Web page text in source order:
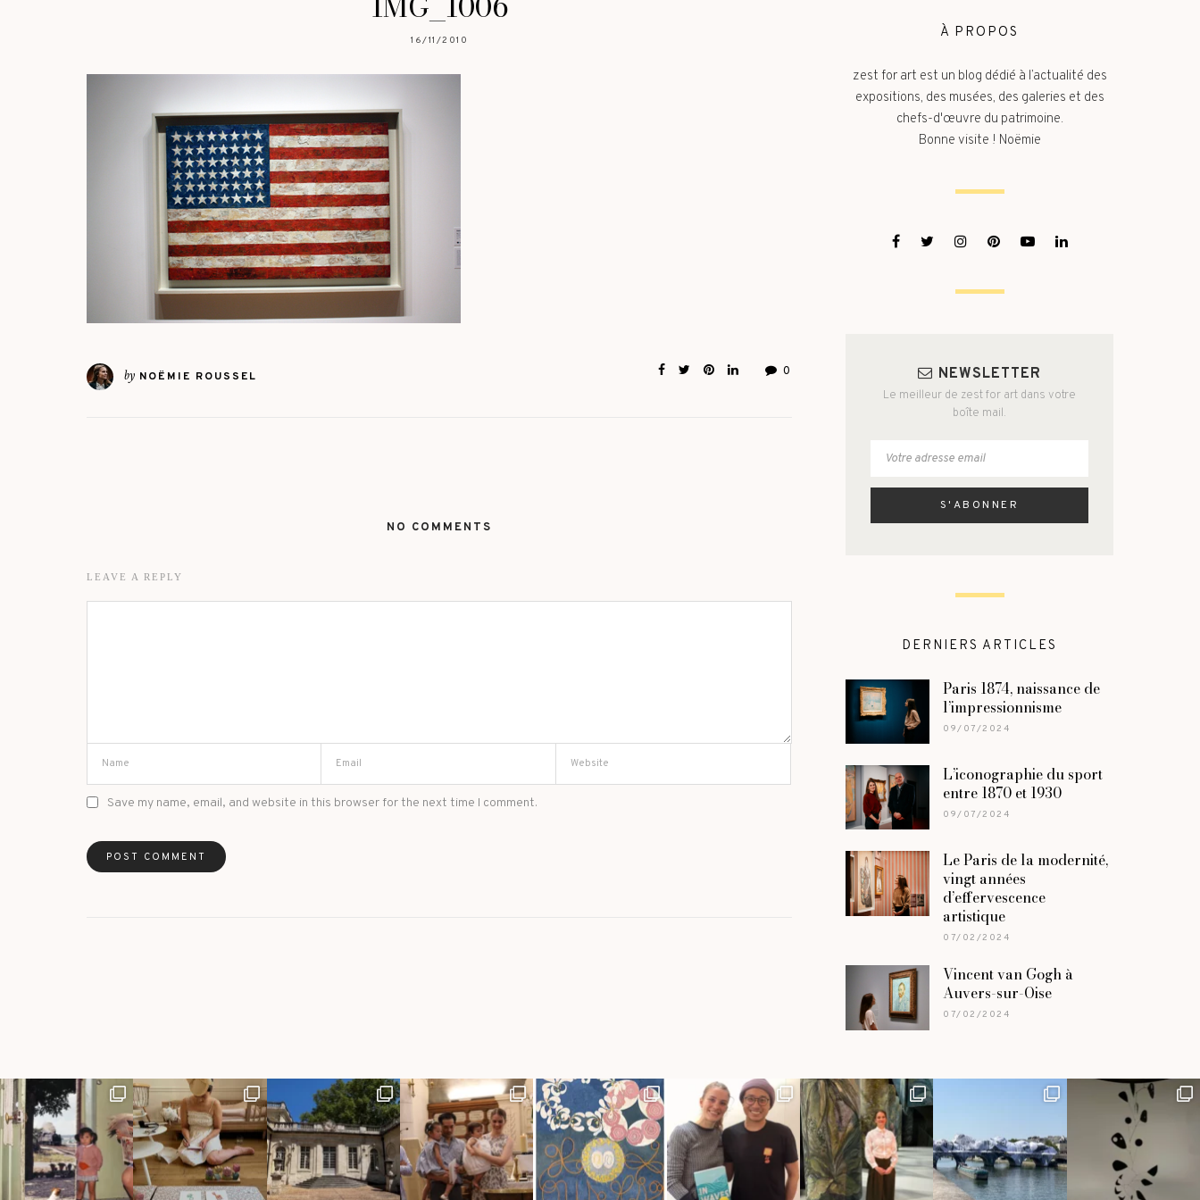
16/11/2010
by NOËMIE ROUSSEL 0
NO COMMENTS
LEAVE A REPLY
Save my name, email, and website in this browser for the next time I comment.
À PROPOS
zest for art est un blog dédié à l’actualité des
expositions, des musées, des galeries et des
chefs-d'œuvre du patrimoine.
Bonne visite ! Noëmie
NEWSLETTER
Le meilleur de zest for art dans votre
boîte mail.
DERNIERS ARTICLES
Paris 1874, naissance de
l’impressionnisme
09/07/2024
L’iconographie du sport
entre 1870 et 1930
09/07/2024
Le Paris de la modernité,
vingt années
d’effervescence
artistique
07/02/2024
Vincent van Gogh à
Auvers-sur-Oise
07/02/2024